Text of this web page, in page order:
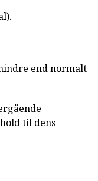
end normalt
til dens